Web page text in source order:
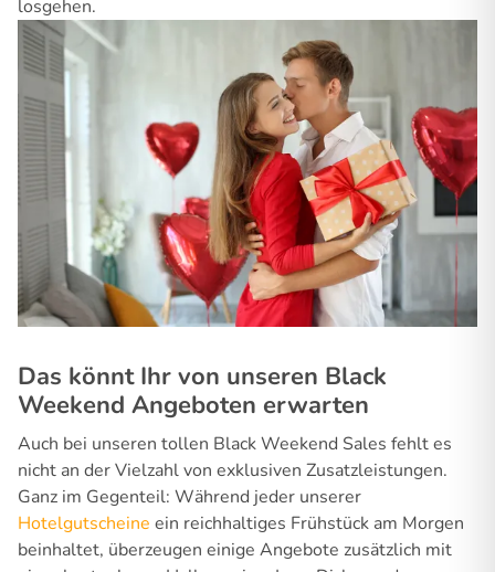
losgehen.
Das könnt Ihr von unseren Black
Weekend Angeboten erwarten
Auch bei unseren tollen Black Weekend Sales fehlt es
nicht an der Vielzahl von exklusiven Zusatzleistungen.
Ganz im Gegenteil: Während jeder unserer
Hotelgutscheine ein reichhaltiges Frühstück am Morgen
beinhaltet, überzeugen einige Angebote zusätzlich mit